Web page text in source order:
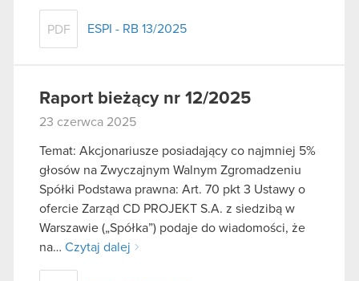
PDF ESPI - RB 13/2025
Raport bieżący nr 12/2025
23 czerwca 2025
Temat: Akcjonariusze posiadający co najmniej 5%
głosów na Zwyczajnym Walnym Zgromadzeniu
Spółki Podstawa prawna: Art. 70 pkt 3 Ustawy o
ofercie Zarząd CD PROJEKT S.A. z siedzibą w
Warszawie („Spółka”) podaje do wiadomości, że
na… Czytaj dalej